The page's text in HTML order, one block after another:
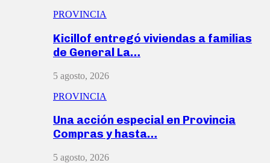
PROVINCIA
Kicillof entregó viviendas a familias
de General La…
5 agosto, 2026
PROVINCIA
Una acción especial en Provincia
Compras y hasta…
5 agosto, 2026